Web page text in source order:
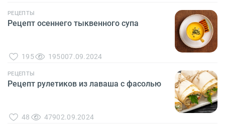
РЕЦЕПТЫ
Рецепт осеннего тыквенного супа
195 195007.09.2024
РЕЦЕПТЫ
Рецепт рулетиков из лаваша с фасолью
48 47902.09.2024